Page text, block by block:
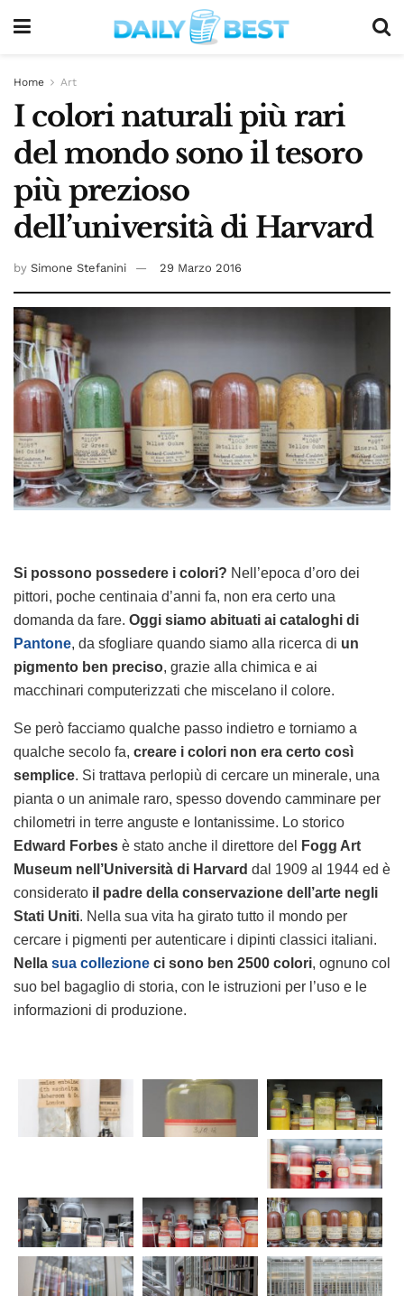
Home Art
I colori naturali più rari
del mondo sono il tesoro
più prezioso
dell’università di Harvard
by Simone Stefanini 29 Marzo 2016
Si possono possedere i colori? Nell’epoca d’oro dei
pittori, poche centinaia d’anni fa, non era certo una
domanda da fare. Oggi siamo abituati ai cataloghi di
Pantone, da sfogliare quando siamo alla ricerca di un
pigmento ben preciso, grazie alla chimica e ai
macchinari computerizzati che miscelano il colore.
Se però facciamo qualche passo indietro e torniamo a
qualche secolo fa, creare i colori non era certo così
semplice. Si trattava perlopiù di cercare un minerale, una
pianta o un animale raro, spesso dovendo camminare per
chilometri in terre anguste e lontanissime. Lo storico
Edward Forbes è stato anche il direttore del
Fogg Art
Museum nell’Università di Harvard dal 1909 al 1944 ed è
considerato il padre della conservazione dell’arte negli
Stati Uniti. Nella sua vita ha girato tutto il mondo per
cercare i pigmenti per autenticare i dipinti classici italiani.
Nella sua collezione ci sono ben 2500 colori, ognuno col
suo bel bagaglio di storia, con le istruzioni per l’uso e le
informazioni di produzione.